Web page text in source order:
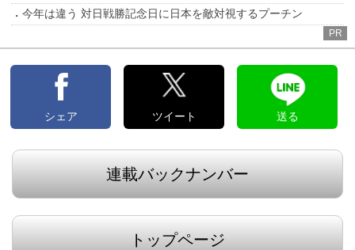
今年は違う 対日戦勝記念日に日本を敵対視するプーチン
PR
シェア ツイート 送る
連載バックナンバー
トップページ